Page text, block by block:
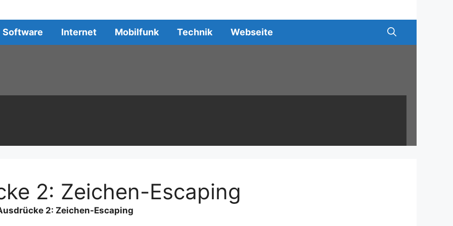
Software Internet Mobilfunk Technik Webseite
2: Zeichen-Escaping
2: Zeichen-Escaping